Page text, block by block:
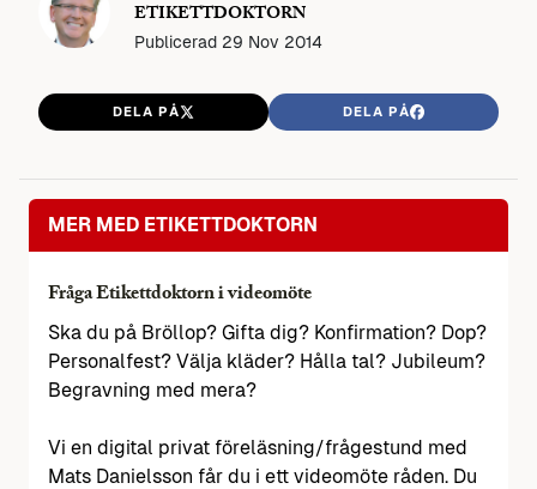
ETIKETTDOKTORN
Publicerad 29 Nov 2014
DELA PÅ DELA PÅ
MER MED ETIKETTDOKTORN
Fråga Etikettdoktorn i videomöte
Ska du på Bröllop? Gifta dig? Konfirmation? Dop?
Personalfest? Välja kläder? Hålla tal? Jubileum?
Begravning med mera?
Vi en digital privat föreläsning/frågestund med
Mats Danielsson får du i ett videomöte råden. Du